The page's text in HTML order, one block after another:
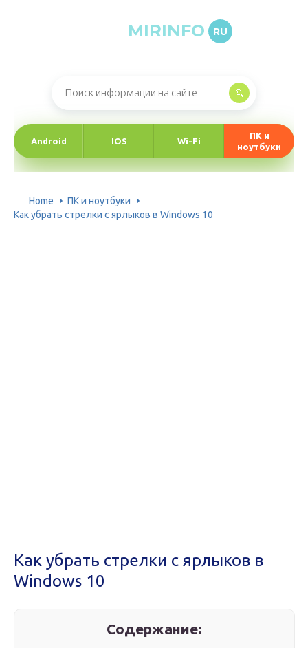
MIRINFO RU
Android IOS Wi-Fi
ПК и
ноутбуки
Home
ПК и ноутбуки
Как убрать стрелки с ярлыков в Windows 10
Как убрать стрелки с ярлыков в
Windows 10
Содержание: